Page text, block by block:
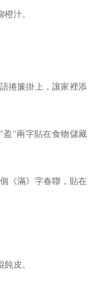
汁。
捲簾掛上，讓家裡添
盈"兩字貼在食物儲藏
《滿》字春聯，貼在
皮。